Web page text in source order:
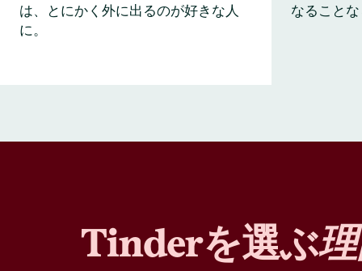
は、とにかく外に出るのが好きな人
に。
なること
Tinderを選ぶ